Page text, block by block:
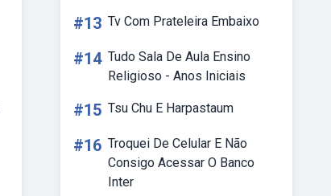
#13 Tv Com Prateleira Embaixo
#14 Tudo Sala De Aula Ensino
Religioso - Anos Iniciais
#15 Tsu Chu E Harpastaum
#16 Troquei De Celular E Não
Consigo Acessar O Banco
Inter